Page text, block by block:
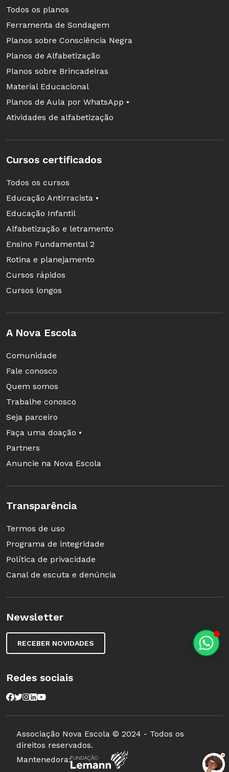
Todos os planos
Ferramenta de Sondagem
Planos sobre Consciência Negra
Planos de Alfabetização
Planos sobre Brincadeiras
Material Educacional
Planos de Aula por WhatsApp •
Atividades de alfabetização
Cursos certificados
Todos os cursos
Educação Antirracista •
Educação Infantil
Alfabetização e letramento
Ensino Fundamental 2
Rotina e planejamento
Cursos rápidos
Cursos longos
A Nova Escola
Comunidade
Fale conosco
Quem somos
Trabalhe conosco
Seja parceiro
Faça uma doação •
Partners
Anuncie na Nova Escola
Transparência
Termos de uso
Programa de integridade
Política de privacidade
Canal de escuta e denúncia
Newsletter
RECEBER NOVIDADES
Redes sociais
Associação Nova Escola © 2024 - Todos os
direitos reservados.
Mantenedora: